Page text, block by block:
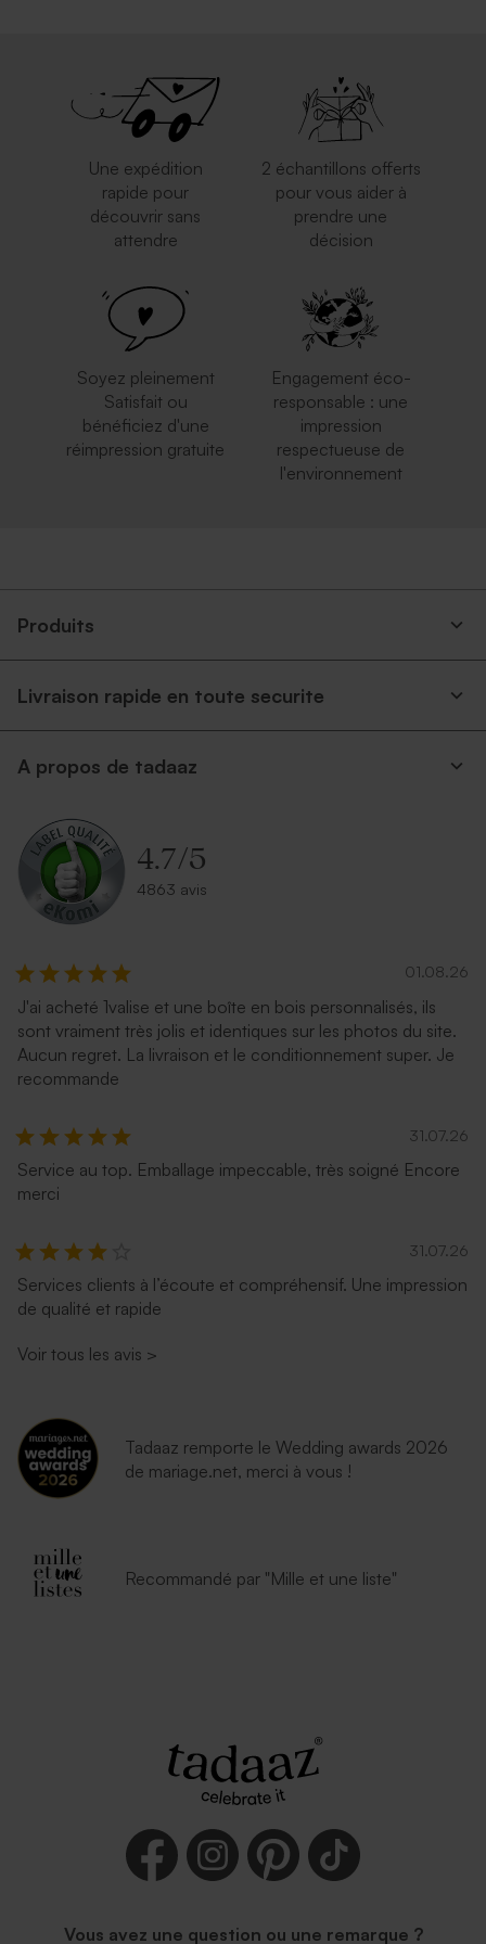
volet effet mat
Carte vierge rectangle
double volet effet mat
carrée double volet effet mat
Une expédition
rapide pour
découvrir sans
attendre
2 échantillons offerts
pour vous aider à
prendre une
décision
Soyez pleinement
Satisfait ou
bénéficiez d'une
réimpression gratuite
Engagement éco-
responsable : une
impression
respectueuse de
l'environnement
Produits
Livraison rapide en toute securite
A propos de tadaaz
4.7/5
4863 avis
01.08.26
J'ai acheté 1valise et une boîte en bois personnalisés, ils
sont vraiment très jolis et identiques sur les photos du site.
Aucun regret. La livraison et le conditionnement super. Je
recommande
31.07.26
Service au top. Emballage impeccable, très soigné Encore
merci
31.07.26
Services clients à l’écoute et compréhensif. Une impression
de qualité et rapide
Voir tous les avis >
Tadaaz remporte le Wedding awards 2026
de mariage.net, merci à vous !
Recommandé par "Mille et une liste"
Vous avez une question ou une remarque ?